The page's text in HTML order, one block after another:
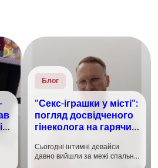
Блог
"Секс-іграшки у місті":
погляд досвідченого
гінеколога на гарячий
Сьогодні інтимні девайси
давно вийшли за межі спальні.